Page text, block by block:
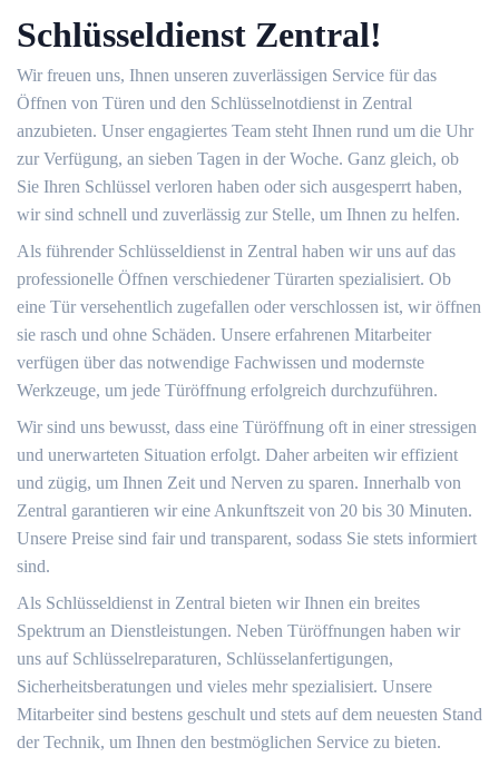
Schlüsseldienst Zentral!
Wir freuen uns, Ihnen unseren zuverlässigen Service für das
Öffnen von Türen und den Schlüsselnotdienst in Zentral
anzubieten. Unser engagiertes Team steht Ihnen rund um die Uhr
zur Verfügung, an sieben Tagen in der Woche. Ganz gleich, ob
Sie Ihren Schlüssel verloren haben oder sich ausgesperrt haben,
wir sind schnell und zuverlässig zur Stelle, um Ihnen zu helfen.
Als führender Schlüsseldienst in Zentral haben wir uns auf das
professionelle Öffnen verschiedener Türarten spezialisiert. Ob
eine Tür versehentlich zugefallen oder verschlossen ist, wir öffnen
sie rasch und ohne Schäden. Unsere erfahrenen Mitarbeiter
verfügen über das notwendige Fachwissen und modernste
Werkzeuge, um jede Türöffnung erfolgreich durchzuführen.
Wir sind uns bewusst, dass eine Türöffnung oft in einer stressigen
und unerwarteten Situation erfolgt. Daher arbeiten wir effizient
und zügig, um Ihnen Zeit und Nerven zu sparen. Innerhalb von
Zentral garantieren wir eine Ankunftszeit von 20 bis 30 Minuten.
Unsere Preise sind fair und transparent, sodass Sie stets informiert
sind.
Als Schlüsseldienst in Zentral bieten wir Ihnen ein breites
Spektrum an Dienstleistungen. Neben Türöffnungen haben wir
uns auf Schlüsselreparaturen, Schlüsselanfertigungen,
Sicherheitsberatungen und vieles mehr spezialisiert. Unsere
Mitarbeiter sind bestens geschult und stets auf dem neuesten Stand
der Technik, um Ihnen den bestmöglichen Service zu bieten.